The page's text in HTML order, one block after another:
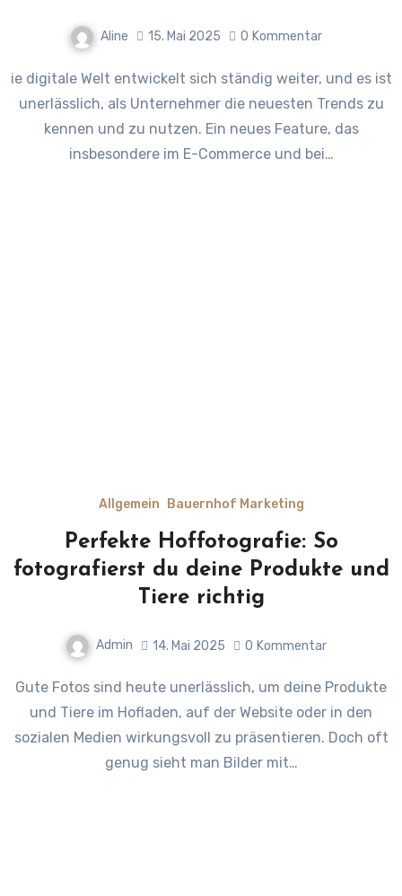
Aline 15. Mai 2025 0 Kommentar
ie digitale Welt entwickelt sich ständig weiter, und es ist
unerlässlich, als Unternehmer die neuesten Trends zu
kennen und zu nutzen. Ein neues Feature, das
insbesondere im E-Commerce und bei…
Allgemein Bauernhof Marketing
Perfekte Hoffotografie: So
fotografierst du deine Produkte und
Tiere richtig
Admin 14. Mai 2025 0 Kommentar
Gute Fotos sind heute unerlässlich, um deine Produkte
und Tiere im Hofladen, auf der Website oder in den
sozialen Medien wirkungsvoll zu präsentieren. Doch oft
genug sieht man Bilder mit…